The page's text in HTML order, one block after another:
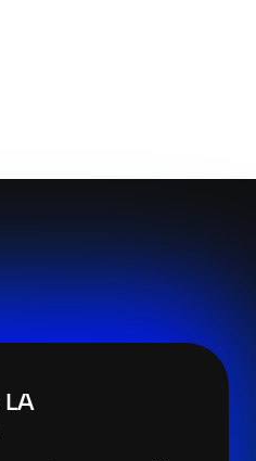
LA